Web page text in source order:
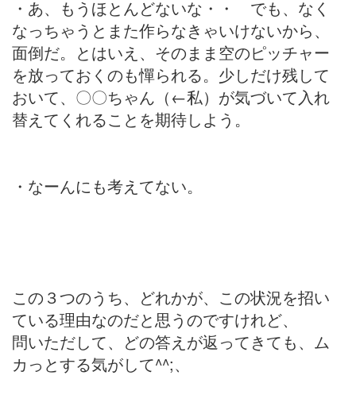
・あ、もうほとんどないな・・ でも、なく
なっちゃうとまた作らなきゃいけないから、
面倒だ。とはいえ、そのまま空のピッチャー
を放っておくのも憚られる。少しだけ残して
おいて、〇〇ちゃん（←私）が気づいて入れ
替えてくれることを期待しよう。
・なーんにも考えてない。
この３つのうち、どれかが、この状況を招い
ている理由なのだと思うのですけれど、
問いただして、どの答えが返ってきても、ム
カっとする気がして^^;、